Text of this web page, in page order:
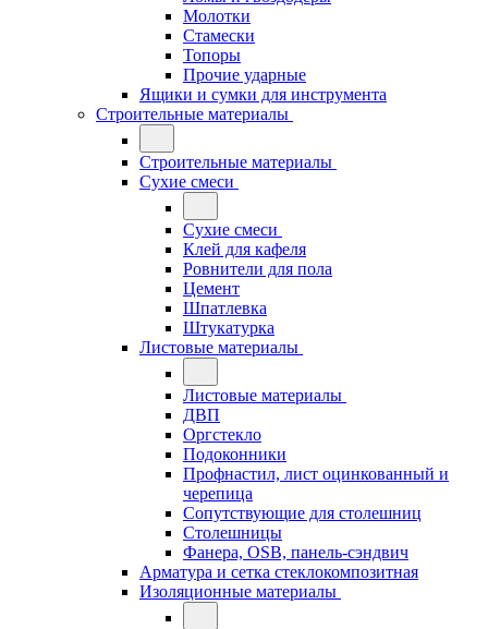
Молотки
Стамески
Топоры
Прочие ударные
Ящики и сумки для инструмента
Строительные материалы
Строительные материалы
Сухие смеси
Сухие смеси
Клей для кафеля
Ровнители для пола
Цемент
Шпатлевка
Штукатурка
Листовые материалы
Листовые материалы
ДВП
Оргстекло
Подоконники
Профнастил, лист оцинкованный и
черепица
Сопутствующие для столешниц
Столешницы
Фанера, OSB, панель-сэндвич
Арматура и сетка стеклокомпозитная
Изоляционные материалы